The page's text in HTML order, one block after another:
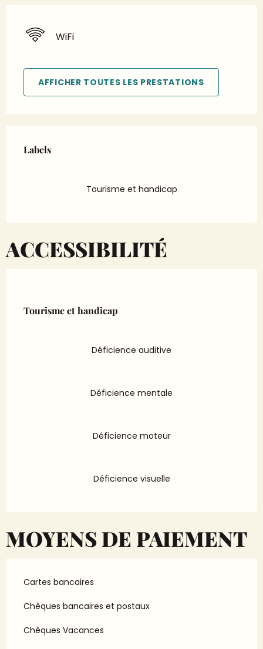
WiFi
AFFICHER TOUTES LES PRESTATIONS
Labels
Labels
Tourisme et handicap
ACCESSIBILITÉ
Tourisme et handicap
Tourisme et handicap
Déficience auditive
Déficience mentale
Déficience moteur
Déficience visuelle
MOYENS DE PAIEMENT
Cartes bancaires
Chèques bancaires et postaux
Chèques Vacances